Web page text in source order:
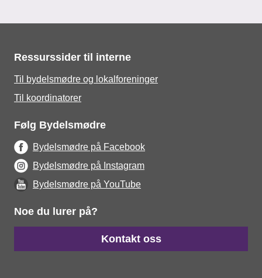
Ressurssider til interne
Til bydelsmødre og lokalforeninger
Til koordinatorer
Følg Bydelsmødre
Bydelsmødre på Facebook
Bydelsmødre på Instagram
Bydelsmødre på YouTube
Noe du lurer på?
Kontakt oss